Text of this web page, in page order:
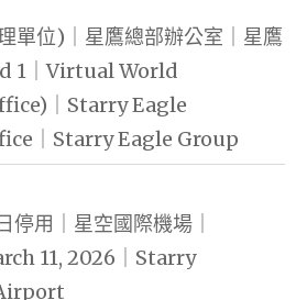
單位)｜星鷹總部辦公室｜星鷹
1｜Virtual World
｜Starry Eagle
｜Starry Eagle Group
停用｜星空國際機場｜
11, 2026｜Starry